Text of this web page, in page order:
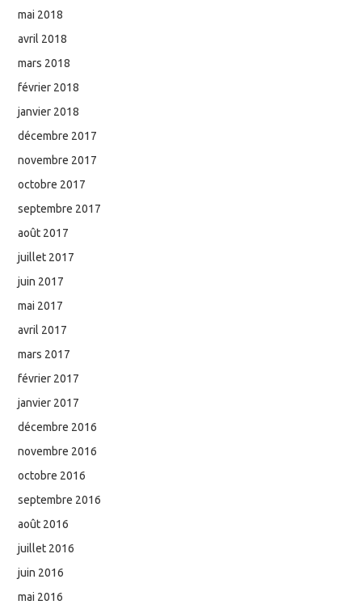
mai 2018
avril 2018
mars 2018
février 2018
janvier 2018
décembre 2017
novembre 2017
octobre 2017
septembre 2017
août 2017
juillet 2017
juin 2017
mai 2017
avril 2017
mars 2017
février 2017
janvier 2017
décembre 2016
novembre 2016
octobre 2016
septembre 2016
août 2016
juillet 2016
juin 2016
mai 2016